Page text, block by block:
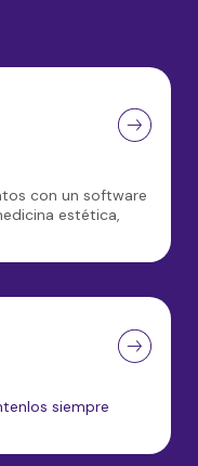
con un software
estética,
siempre